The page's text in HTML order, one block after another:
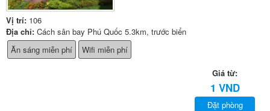
Vị trí: 106
Địa chỉ: Cách sân bay Phú Quốc 5.3km, trước biển
Ăn sáng miễn phí
Wifi miễn phí
Giá từ:
1 VND
Đặt phòng